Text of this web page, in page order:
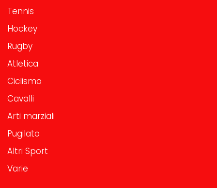
Tennis
Hockey
Rugby
Atletica
Ciclismo
Cavalli
Arti marziali
Pugilato
Altri Sport
Varie